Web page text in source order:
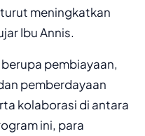
meningkatkan
Ibu Annis.
pembiayaan,
pemberdayaan
kolaborasi di antara
ini, para